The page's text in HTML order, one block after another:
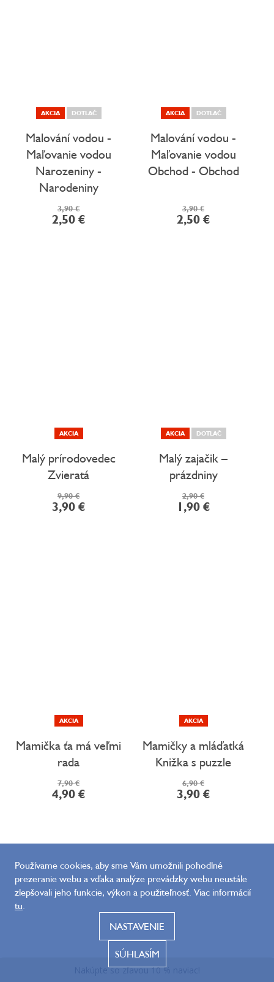
Používame cookies, aby sme Vám umožnili pohodlné
prezeranie webu a vďaka analýze prevádzky webu neustále
zlepšovali jeho funkcie, výkon a použiteľnosť. Viac informácií
tu.
NASTAVENIE
SÚHLASÍM
AKCIA DOTLAČ
Malování vodou -
Maľovanie vodou
Narozeniny -
Narodeniny
3,90 €
2,50 €
AKCIA DOTLAČ
Malování vodou -
Maľovanie vodou
Obchod - Obchod
3,90 €
2,50 €
AKCIA
Malý prírodovedec
Zvieratá
9,90 €
3,90 €
AKCIA DOTLAČ
Malý zajačik –
prázdniny
2,90 €
1,90 €
AKCIA
Mamička ťa má veľmi
rada
7,90 €
4,90 €
AKCIA
Mamičky a mláďatká
Knižka s puzzle
6,90 €
3,90 €
Naposledy navštívené
Nakúpte so zľavou 10 % naviac!